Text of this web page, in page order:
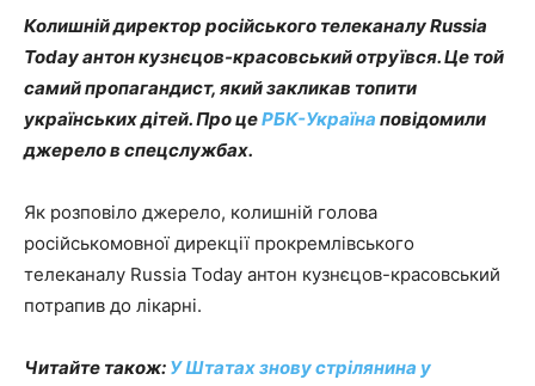
Колишній директор російського телеканалу Russia
Today антон кузнєцов-красовський отруївся. Це той
самий пропагандист, який закликав топити
українських дітей.Про цеРБК-Україна повідомили
джерело в спецслужбах.
Як розповіло джерело, колишній голова
російськомовної дирекції прокремлівського
телеканалу Russia Today антон кузнєцов-красовський
потрапив до лікарні.
Читайте також: У Штатах знову стрілянина у